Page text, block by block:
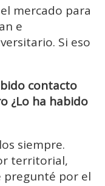
mercado para
e
Si eso
contacto
¿Lo ha habido
siempre.
territorial,
pregunté por el